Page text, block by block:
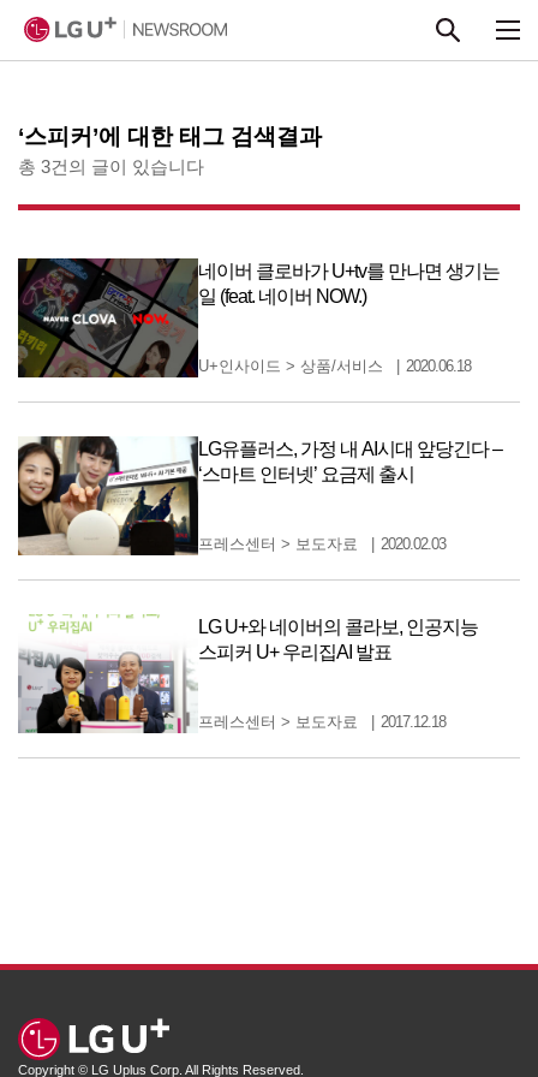
‘스피커’에 대한 태그 검색결과
총 3건의 글이 있습니다
네이버 클로바가 U+tv를 만나면 생기는
일 (feat. 네이버 NOW.)
U+인사이드 >상품/서비스 2020.06.18
LG유플러스, 가정 내 AI시대 앞당긴다 –
‘스마트 인터넷’ 요금제 출시
프레스센터 > 보도자료 2020.02.03
LG U+와 네이버의 콜라보, 인공지능
스피커 U+ 우리집AI 발표
프레스센터 > 보도자료 2017.12.18
Copyright © LG Uplus Corp. All Rights Reserved.